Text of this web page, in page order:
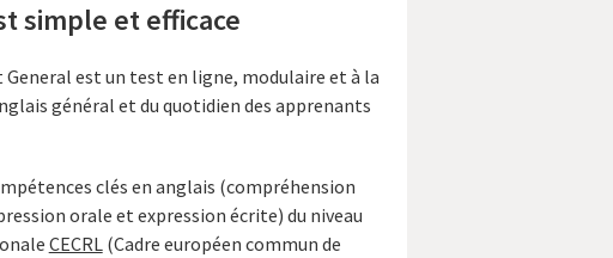
simple et efficace
est un test en ligne, modulaire et à la
général et du quotidien des apprenants
clés en anglais (compréhension
orale et expression écrite) du niveau
CECRL(Cadre européen commun de